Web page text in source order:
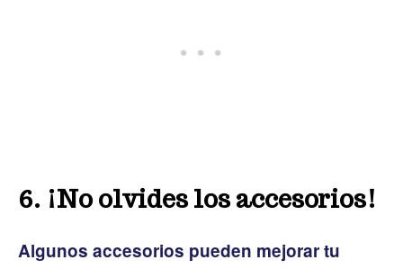
6. ¡No olvides los accesorios!
Algunos accesorios pueden mejorar tu